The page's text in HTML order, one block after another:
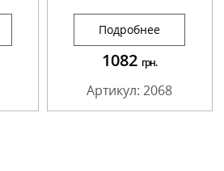
Подробнее
1082 грн.
Артикул: 2068